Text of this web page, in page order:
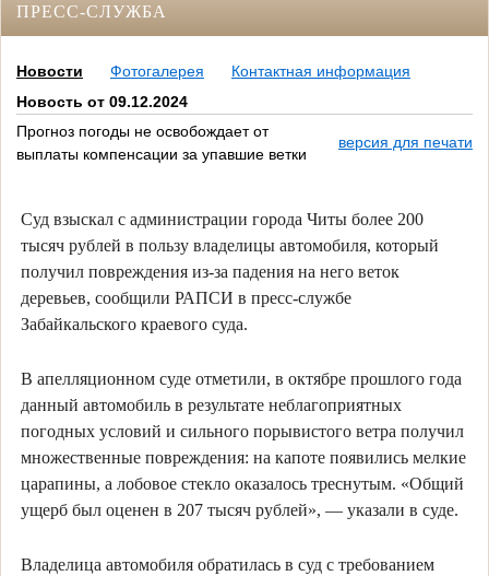
ПРЕСС-СЛУЖБА
Новости Фотогалерея
Контактная информация
Новость от 09.12.2024
Прогноз погоды не освобождает от
выплаты компенсации за упавшие ветки
версия для печати
Суд взыскал с администрации города Читы более 200
тысяч рублей в пользу владелицы автомобиля, который
получил повреждения из-за падения на него веток
деревьев, сообщили РАПСИ в пресс-службе
Забайкальского краевого суда.
В апелляционном суде отметили, в октябре прошлого года
данный автомобиль в результате неблагоприятных
погодных условий и сильного порывистого ветра получил
множественные повреждения: на капоте появились мелкие
царапины, а лобовое стекло оказалось треснутым. «Общий
ущерб был оценен в 207 тысяч рублей», — указали в суде.
Владелица автомобиля обратилась в суд с требованием